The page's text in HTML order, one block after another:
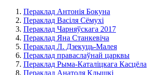
Пераклад Антонія Бокуна
Пераклад Васіля Сёмухі
Пераклад Чарняўскага 2017
Пераклад Яна Станкевіча
Пераклад Л. Дзекуць-Малея
Пераклад праваслаўнай царквы
Пераклад Рыма-Каталіцкага Касцёла
Пераклад Анатоля Клышкi